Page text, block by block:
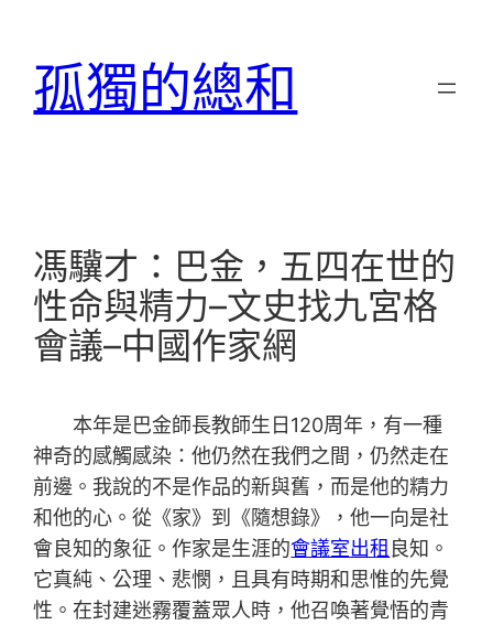
孤獨的總和
馮驥才：巴金，五四在世的
性命與精力–文史找九宮格
會議–中國作家網
本年是巴金師長教師生日120周年，有一種
神奇的感觸感染：他仍然在我們之間，仍然走在
前邊。我說的不是作品的新與舊，而是他的精力
和他的心。從《家》到《隨想錄》，他一向是社
會良知的象征。作家是生涯的會議室出租良知。
它真純、公理、悲憫，且具有時期和思惟的先覺
性。在封建迷霧覆蓋眾人時，他召喚著覺悟的青